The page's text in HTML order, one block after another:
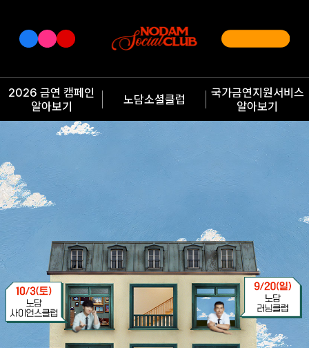
2026 금연 캠페인
알아보기
노담소셜클럽
국가금연지원서비스
알아보기